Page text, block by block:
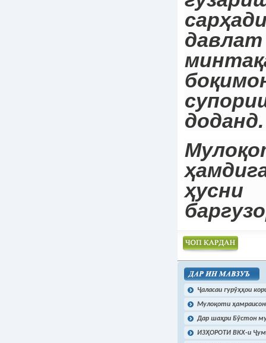
доданд.
ҳусни
Чоп намудан
Ҷаласаи гурӯҳҳои
Мулоқоти
Дар шаҳри Бӯстон
ИЗҲОРОТИ ВКХ-и